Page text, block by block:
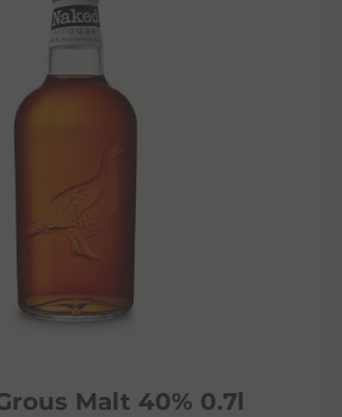
Malt 40% 0.7l